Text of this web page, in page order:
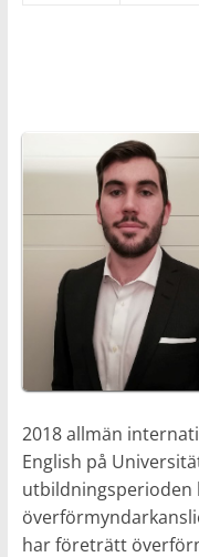
2018 allmän
English på
utbildningsperioden
har företrätt